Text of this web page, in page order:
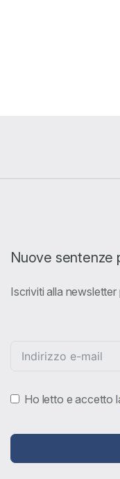
Nuove sentenze
Iscriviti alla
Ho letto e accetto